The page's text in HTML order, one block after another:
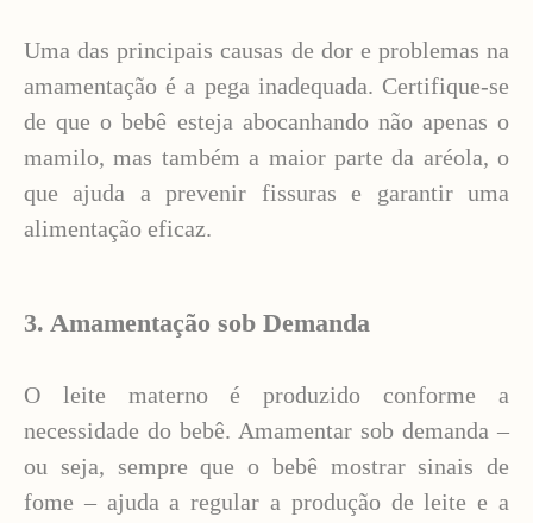
Uma das principais causas de dor e problemas na
amamentação é a pega inadequada. Certifique-se
de que o bebê esteja abocanhando não apenas o
mamilo, mas também a maior parte da aréola, o
que ajuda a prevenir fissuras e garantir uma
alimentação eficaz.
3. Amamentação sob Demanda
O leite materno é produzido conforme a
necessidade do bebê. Amamentar sob demanda –
ou seja, sempre que o bebê mostrar sinais de
fome – ajuda a regular a produção de leite e a